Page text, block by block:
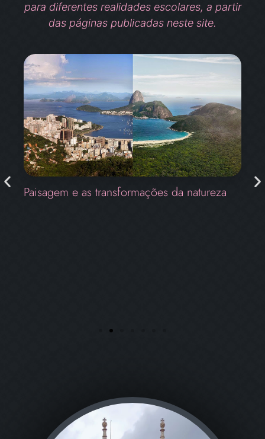
para diferentes realidades escolares, a partir
das páginas publicadas neste site.
Paisagem e as transformações da natureza